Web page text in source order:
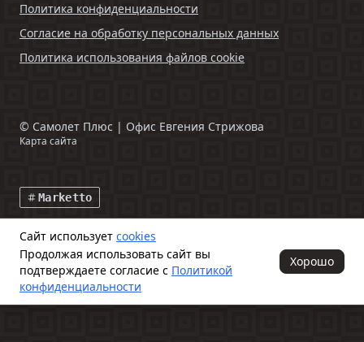
Политика конфиденциальности
Согласие на обработку персональных данных
Политика использования файлов cookie
© Самолет Плюс | Офис Евгения Стрижова
Карта сайта
Marketto
Данный интернет-сайт и информация, размещенная на нем,
включая фото- и видеоматериалы, носят исключительно
информационный характер и ни при каких условиях не является
публичной офертой, определяемой положениями ч. 2 ст. 437
Гражданского кодекса Российской Федерации
Сайт использует cookies
Продолжая использовать сайт вы
подтверждаете согласие с Политикой
конфиденциальности
Хорошо